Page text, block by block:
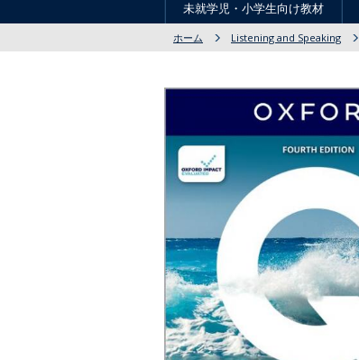
未就学児・小学生向け教材
ホーム Listening and Speaking